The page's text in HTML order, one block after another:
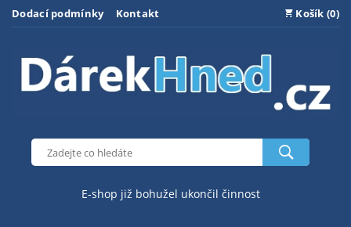
Dodací podmínky Kontakt Košík (0)
E-shop již bohužel ukončil činnost